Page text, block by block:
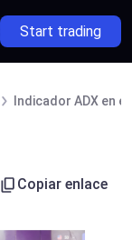
Start trading
Indicador ADX en
Copiar enlace